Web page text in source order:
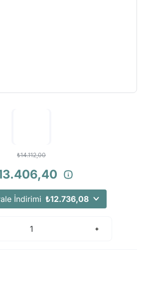
₺14.112,00
İndirimi ₺12.736,08